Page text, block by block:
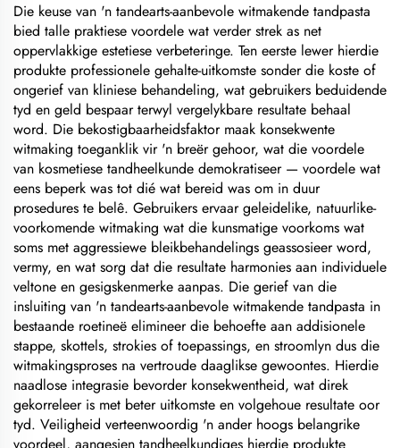
Die keuse van 'n tandearts-aanbevole witmakende tandpasta
bied talle praktiese voordele wat verder strek as net
oppervlakkige estetiese verbeteringe. Ten eerste lewer hierdie
produkte professionele gehalte-uitkomste sonder die koste of
ongerief van kliniese behandeling, wat gebruikers beduidende
tyd en geld bespaar terwyl vergelykbare resultate behaal
word. Die bekostigbaarheidsfaktor maak konsekwente
witmaking toeganklik vir 'n breër gehoor, wat die voordele
van kosmetiese tandheelkunde demokratiseer — voordele wat
eens beperk was tot dié wat bereid was om in duur
prosedures te belê. Gebruikers ervaar geleidelike, natuurlike-
voorkomende witmaking wat die kunsmatige voorkoms wat
soms met aggressiewe bleikbehandelings geassosieer word,
vermy, en wat sorg dat die resultate harmonies aan individuele
veltone en gesigskenmerke aanpas. Die gerief van die
insluiting van 'n tandearts-aanbevole witmakende tandpasta in
bestaande roetineë elimineer die behoefte aan addisionele
stappe, skottels, strokies of toepassings, en stroomlyn dus die
witmakingsproses na vertroude daaglikse gewoontes. Hierdie
naadlose integrasie bevorder konsekwentheid, wat direk
gekorreleer is met beter uitkomste en volgehoue resultate oor
tyd. Veiligheid verteenwoordig 'n ander hoogs belangrike